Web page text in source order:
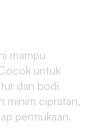
mampu
untuk
dan bodi
minim cipratan,
permukaan.